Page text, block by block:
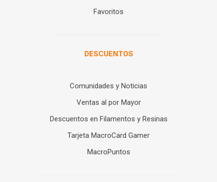
Favoritos
DESCUENTOS
Comunidades y Noticias
Ventas al por Mayor
Descuentos en Filamentos y Resinas
Tarjeta MacroCard Gamer
MacroPuntos